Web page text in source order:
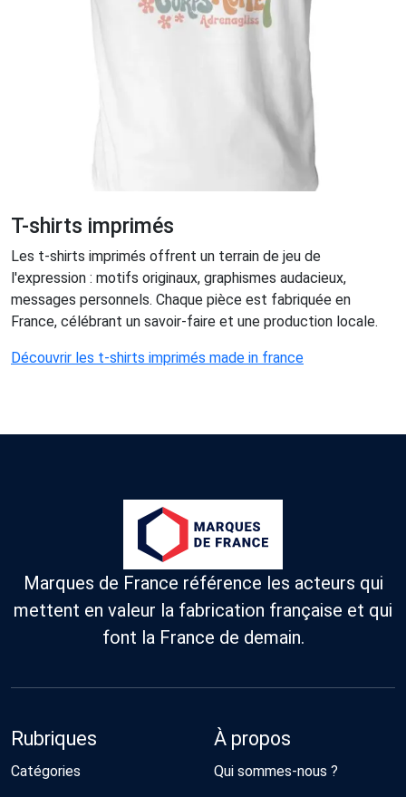
T-shirts imprimés
Les t-shirts imprimés offrent un terrain de jeu de
l'expression : motifs originaux, graphismes audacieux,
messages personnels. Chaque pièce est fabriquée en
France, célébrant un savoir-faire et une production locale.
Découvrir les t-shirts imprimés made in france
Marques de France référence les acteurs qui
mettent en valeur la fabrication française et qui
font la France de demain.
Rubriques
Catégories
À propos
Qui sommes-nous ?